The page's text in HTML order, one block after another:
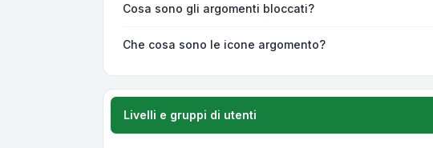
Cosa sono gli argomenti bloccati?
Che cosa sono le icone argomento?
Livelli e gruppi di utenti